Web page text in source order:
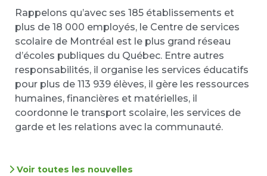
Rappelons qu’avec ses 185 établissements et
plus de 18 000 employés, le Centre de services
scolaire de Montréal est le plus grand réseau
d’écoles publiques du Québec. Entre autres
responsabilités, il organise les services éducatifs
pour plus de 113 939 élèves, il gère les ressources
humaines, financières et matérielles, il
coordonne le transport scolaire, les services de
garde et les relations avec la communauté.
Voir toutes les nouvelles